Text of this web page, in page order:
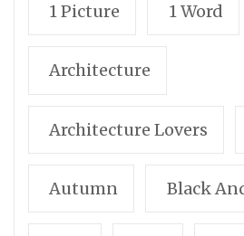
1 Picture 1 Word
Architecture
Architecture Lovers
Autumn Black